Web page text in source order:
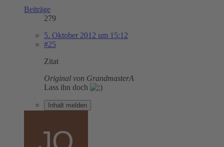
Beiträge
279
5. Oktober 2012 um 15:12
#25
Zitat
Original von GrandmasterA
Lass ihn doch
Inhalt melden